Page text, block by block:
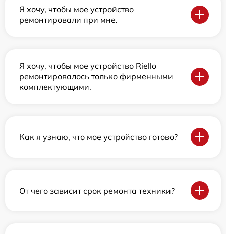
Я хочу, чтобы мое устройство
ремонтировали при мне.
Я хочу, чтобы мое устройство Riello
ремонтировалось только фирменными
комплектующими.
Как я узнаю, что мое устройство готово?
От чего зависит срок ремонта техники?